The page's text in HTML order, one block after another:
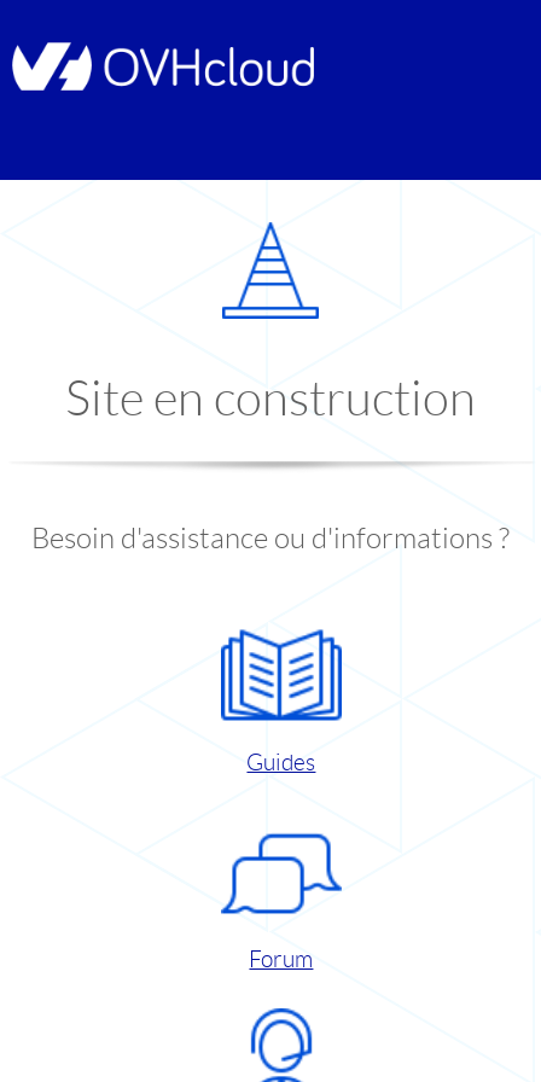
Site en construction
Besoin d'assistance ou d'informations ?
Guides
Forum